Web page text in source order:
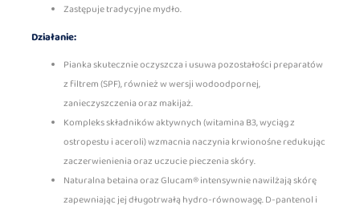
Zastępuje tradycyjne mydło.
Działanie:
Pianka skutecznie oczyszcza i usuwa pozostałości preparatów
z filtrem (SPF), również w wersji wodoodpornej,
zanieczyszczenia oraz makijaż.
Kompleks składników aktywnych (witamina B3, wyciąg z
ostropestu i aceroli) wzmacnia naczynia krwionośne redukując
zaczerwienienia oraz uczucie pieczenia skóry.
Naturalna betaina oraz Glucam® intensywnie nawilżają skórę
zapewniając jej długotrwałą hydro-równowagę. D-pantenol i